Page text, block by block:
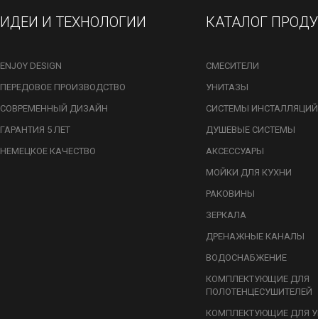
ИДЕИ И ТЕХНОЛОГИИ
ENJOY DESIGN
ПЕРЕДОВОЕ ПРОИЗВОДСТВО
СОВРЕМЕННЫЙ ДИЗАЙН
ГАРАНТИЯ 5 ЛЕТ
НЕМЕЦКОЕ КАЧЕСТВО
КАТАЛОГ
СМЕСИТЕЛИ
УНИТАЗЫ
СИСТЕМЫ ИНСТАЛЛЯЦИЙ
ДУШЕВЫЕ СИСТЕМЫ
АКСЕССУАРЫ
МОЙКИ ДЛЯ КУХНИ
РАКОВИНЫ
ЗЕРКАЛА
ДРЕНАЖНЫЕ КАНАЛЫ
ВОДОСНАБЖЕНИЕ
КОМПЛЕКТУЮЩИЕ ДЛЯ
ПОЛОТЕНЦЕСУШИТЕЛЕЙ
КОМПЛЕКТУЮЩИЕ ДЛЯ